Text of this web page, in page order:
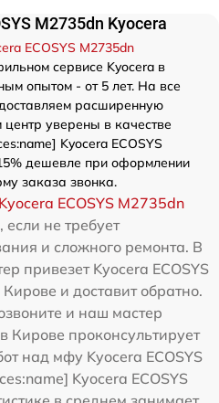
M2735dn Kyocera
ECOSYS M2735dn
сервисе Kyocera в
опытом - от 5 лет. На все
расширенную
уверены в качестве
Kyocera ECOSYS
дешевле при оформлении
заказа звонка.
ECOSYS M2735dn
не требует
и сложного ремонта. В
привезет Kyocera ECOSYS
и доставит обратно.
и наш мастер
Кирове проконсультирует
над мфу Kyocera ECOSYS
Kyocera ECOSYS